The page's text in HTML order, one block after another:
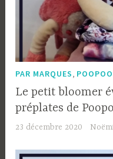
PAR MARQUES
Le petit bloomer
préplates de
23 décembre 2020